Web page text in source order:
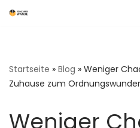
Startseite » Blog » Weniger
Zuhause zum Ordnungswunder
Weniger